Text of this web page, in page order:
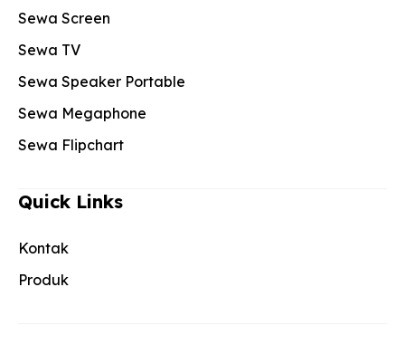
Sewa Screen
Sewa TV
Sewa Speaker Portable
Sewa Megaphone
Sewa Flipchart
Quick Links
Kontak
Produk